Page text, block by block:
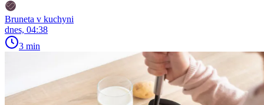
Bruneta v kuchyni
dnes, 04:38
3 min